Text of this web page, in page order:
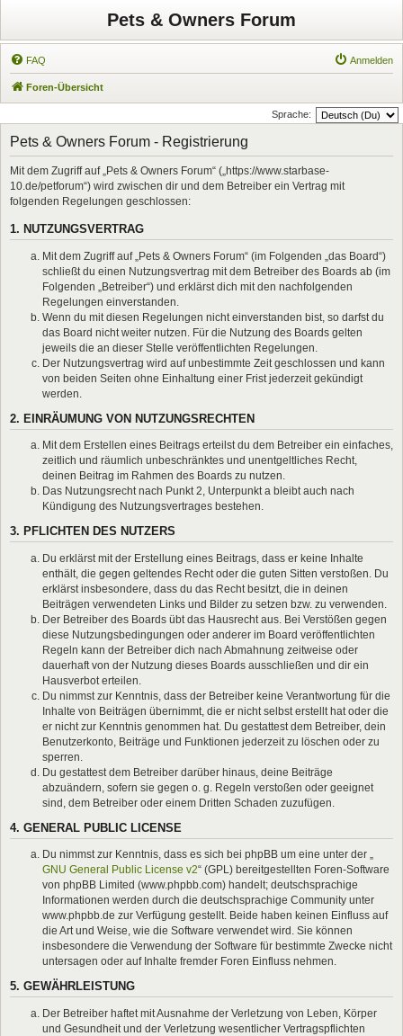
Pets & Owners Forum
FAQ Anmelden
Foren-Übersicht
Sprache:
Pets & Owners Forum - Registrierung
Mit dem Zugriff auf „Pets & Owners Forum“ („https://www.starbase-
10.de/petforum“) wird zwischen dir und dem Betreiber ein Vertrag mit
folgenden Regelungen geschlossen:
1. NUTZUNGSVERTRAG
Mit dem Zugriff auf „Pets & Owners Forum“ (im Folgenden „das Board“)
schließt du einen Nutzungsvertrag mit dem Betreiber des Boards ab (im
Folgenden „Betreiber“) und erklärst dich mit den nachfolgenden
Regelungen einverstanden.
Wenn du mit diesen Regelungen nicht einverstanden bist, so darfst du
das Board nicht weiter nutzen. Für die Nutzung des Boards gelten
jeweils die an dieser Stelle veröffentlichten Regelungen.
Der Nutzungsvertrag wird auf unbestimmte Zeit geschlossen und kann
von beiden Seiten ohne Einhaltung einer Frist jederzeit gekündigt
werden.
2. EINRÄUMUNG VON NUTZUNGSRECHTEN
Mit dem Erstellen eines Beitrags erteilst du dem Betreiber ein einfaches,
zeitlich und räumlich unbeschränktes und unentgeltliches Recht,
deinen Beitrag im Rahmen des Boards zu nutzen.
Das Nutzungsrecht nach Punkt 2, Unterpunkt a bleibt auch nach
Kündigung des Nutzungsvertrages bestehen.
3. PFLICHTEN DES NUTZERS
Du erklärst mit der Erstellung eines Beitrags, dass er keine Inhalte
enthält, die gegen geltendes Recht oder die guten Sitten verstoßen. Du
erklärst insbesondere, dass du das Recht besitzt, die in deinen
Beiträgen verwendeten Links und Bilder zu setzen bzw. zu verwenden.
Der Betreiber des Boards übt das Hausrecht aus. Bei Verstößen gegen
diese Nutzungsbedingungen oder anderer im Board veröffentlichten
Regeln kann der Betreiber dich nach Abmahnung zeitweise oder
dauerhaft von der Nutzung dieses Boards ausschließen und dir ein
Hausverbot erteilen.
Du nimmst zur Kenntnis, dass der Betreiber keine Verantwortung für die
Inhalte von Beiträgen übernimmt, die er nicht selbst erstellt hat oder die
er nicht zur Kenntnis genommen hat. Du gestattest dem Betreiber, dein
Benutzerkonto, Beiträge und Funktionen jederzeit zu löschen oder zu
sperren.
Du gestattest dem Betreiber darüber hinaus, deine Beiträge
abzuändern, sofern sie gegen o. g. Regeln verstoßen oder geeignet
sind, dem Betreiber oder einem Dritten Schaden zuzufügen.
4. GENERAL PUBLIC LICENSE
Du nimmst zur Kenntnis, dass es sich bei phpBB um eine unter der „
GNU General Public License v2“ (GPL) bereitgestellten Foren-Software
von phpBB Limited (www.phpbb.com) handelt; deutschsprachige
Informationen werden durch die deutschsprachige Community unter
www.phpbb.de zur Verfügung gestellt. Beide haben keinen Einfluss auf
die Art und Weise, wie die Software verwendet wird. Sie können
insbesondere die Verwendung der Software für bestimmte Zwecke nicht
untersagen oder auf Inhalte fremder Foren Einfluss nehmen.
5. GEWÄHRLEISTUNG
Der Betreiber haftet mit Ausnahme der Verletzung von Leben, Körper
und Gesundheit und der Verletzung wesentlicher Vertragspflichten